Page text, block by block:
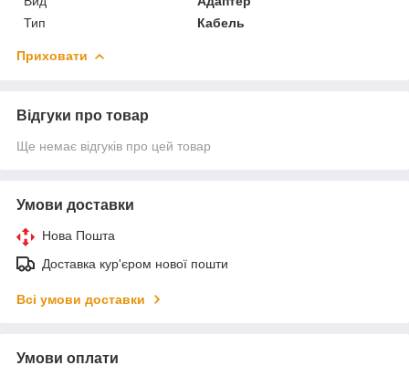
Тип
Кабель
Приховати
Відгуки про товар
Ще немає відгуків про цей товар
Умови доставки
Нова Пошта
Доставка кур'єром нової пошти
Всі умови доставки
Умови оплати